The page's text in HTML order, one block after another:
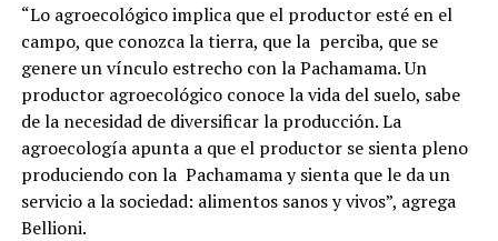
“Lo agroecológico implica que el productor esté en el
campo, que conozca la tierra, que la perciba, que se
genere un vínculo estrecho con la Pachamama. Un
productor agroecológico conoce la vida del suelo, sabe
de la necesidad de diversificar la producción. La
agroecología apunta a que el productor se sienta pleno
produciendo con la Pachamama y sienta que le da un
servicio a la sociedad: alimentos sanos y vivos”, agrega
Bellioni.